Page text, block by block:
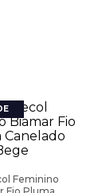
Feminino